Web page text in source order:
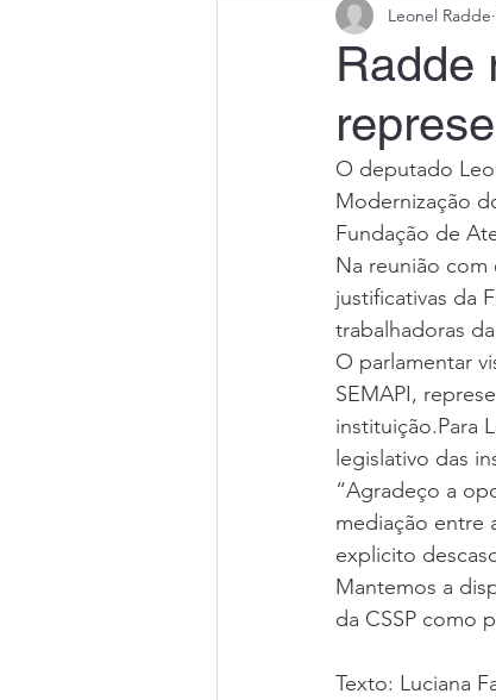
Radde
Leonel Radde
O deputado
Modernização
Fundação de
Na reunião com
justificativas da
trabalhadoras
O parlamentar
SEMAPI,
instituição.Para
legislativo das
“Agradeço a
mediação entre
explicito
Mantemos a
da CSSP como
Texto: Luciana